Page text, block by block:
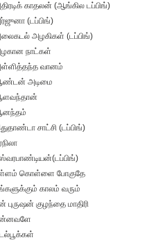
காதலன் (ஆங்கில டப்பிங்)
(டப்பிங்)
அழகிகள் (டப்பிங்)
நாட்கள்
வானம்
அடிமை
சாட்சி (டப்பிங்)
கொள்ளை போகுதே
காலம் வரும்
புருஷன் குழந்தை மாதிரி